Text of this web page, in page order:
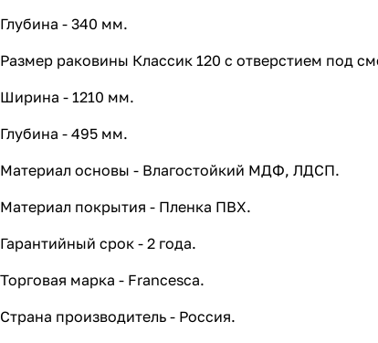
Глубина - 340 мм.
Размер раковины Классик 120 с отверстием под
Ширина - 1210 мм.
Глубина - 495 мм.
Материал основы - Влагостойкий МДФ, ЛДСП.
Материал покрытия - Пленка ПВХ.
Гарантийный срок - 2 года.
Торговая марка - Francesca.
Страна производитель - Россия.